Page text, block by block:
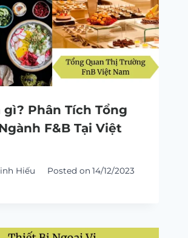
gì? Phân Tích Tổng
F&B Tại Việt
Hiếu Posted on 14/12/2023